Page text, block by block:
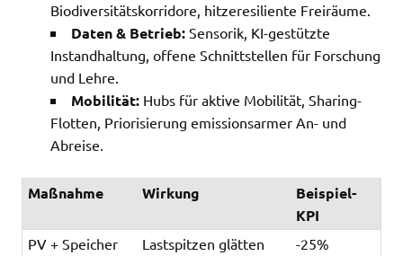
Biodiversitätskorridore, hitzeresiliente Freiräume.
Daten & Betrieb: Sensorik, KI-gestützte
Instandhaltung, offene Schnittstellen für Forschung
und Lehre.
Mobilität: Hubs für aktive Mobilität, Sharing-
Flotten, Priorisierung emissionsarmer An- und
Abreise.
Maßnahme Wirkung
Beispiel-
KPI
PV + Speicher Lastspitzen glätten
-25%